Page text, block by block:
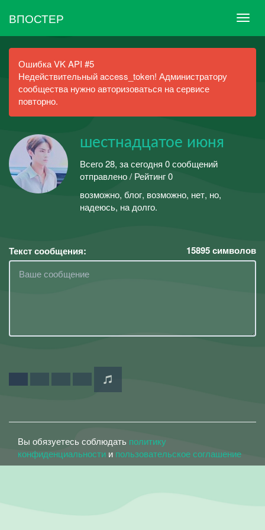
ВПОСТЕР
Ошибка VK API #5
Недействительный access_token! Администратору
сообщества нужно авторизоваться на сервисе
повторно.
шестнадцатое июня
Всего 28, за сегодня 0 сообщений
отправлено / Рейтинг 0
возможно, блог, возможно, нет, но,
надеюсь, на долго.
Текст сообщения: 15895символов
Вы обязуетесь соблюдать политику
конфиденциальности и пользовательское соглашение